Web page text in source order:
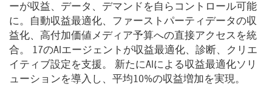
ーが収益、データ、デマンドを自らコントロール可能
に。自動収益最適化、ファーストパーティデータの収
益化、高付加価値メディア予算への直接アクセスを統
合。 17のAIエージェントが収益最適化、診断、クリエ
イティブ設定を支援。 新たにAIによる収益最適化ソリ
ューションを導入し、平均10%の収益増加を実現。